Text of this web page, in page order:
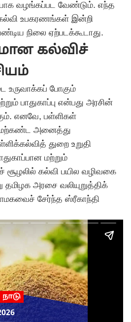
வழங்கப்பட வேண்டும். எந்த
உபகரணங்கள் இன்றி
நிலை ஏற்படக்கூடாது.
கல்விச்
உருவாக்கப் போகும்
பாதுகாப்பு என்பது அரசின்
எனவே, பள்ளிகள்
மேற்கண்ட அனைத்து
துறை உறுதி
மற்றும்
கல்வி பயில வழிவகை
அரசை வலியுறுத்திக்
சேர்ந்த ஸ்ரீகாந்தி